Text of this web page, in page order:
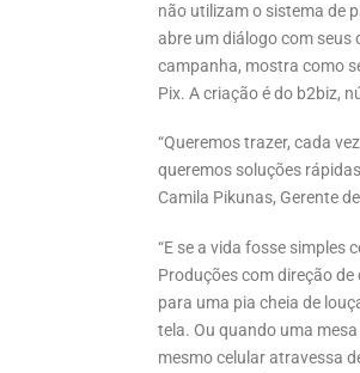
não utilizam o sistema de
abre um diálogo com seus
campanha, mostra como
Pix. A criação é do b2biz,
“Queremos trazer, cada
queremos soluções
Camila Pikunas, Gerente
“E se a vida fosse simples
Produções com direção
para uma pia cheia de
tela. Ou quando uma
mesmo celular atravessa